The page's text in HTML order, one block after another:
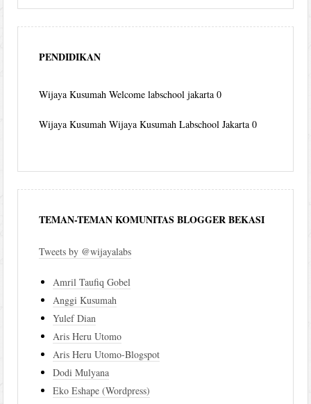
PENDIDIKAN
Wijaya Kusumah Welcome labschool jakarta 0
Wijaya Kusumah Wijaya Kusumah Labschool Jakarta 0
TEMAN-TEMAN KOMUNITAS BLOGGER BEKASI
Tweets by @wijayalabs
Amril Taufiq Gobel
Anggi Kusumah
Yulef Dian
Aris Heru Utomo
Aris Heru Utomo-Blogspot
Dodi Mulyana
Eko Eshape (Wordpress)